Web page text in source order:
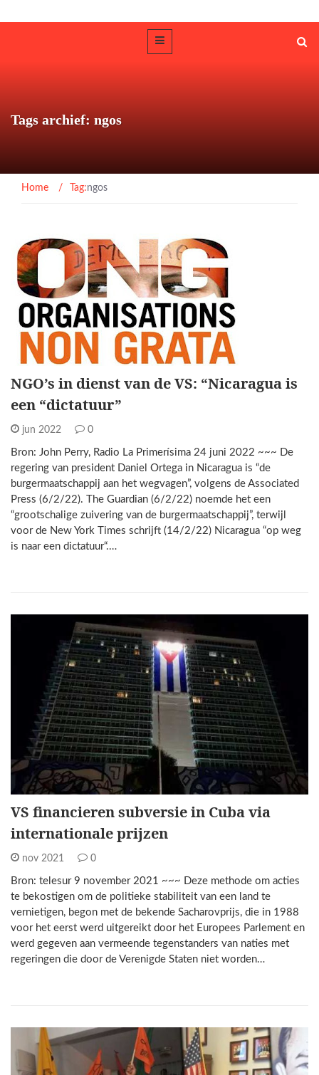
Tags archief: ngos
Home / Tag:ngos
NGO’s in dienst van de VS: “Nicaragua is
een “dictatuur”
jun 2022 0
Bron: John Perry, Radio La Primerísima 24 juni 2022 ~~~ De
regering van president Daniel Ortega in Nicaragua is “de
burgermaatschappij aan het wegvagen”, volgens de Associated
Press (6/2/22). The Guardian (6/2/22) noemde het een
“grootschalige zuivering van de burgermaatschappij”, terwijl
voor de New York Times schrijft (14/2/22) Nicaragua “op weg
is naar een dictatuur“.…
VS financieren subversie in Cuba via
internationale prijzen
nov 2021 0
Bron: telesur 9 november 2021 ~~~ Deze methode om acties
te bekostigen om de politieke stabiliteit van een land te
vernietigen, begon met de bekende Sacharovprijs, die in 1988
voor het eerst werd uitgereikt door het Europees Parlement en
werd gegeven aan vermeende tegenstanders van naties met
regeringen die door de Verenigde Staten niet worden…